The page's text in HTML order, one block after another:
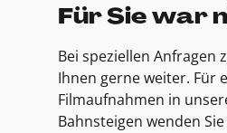
Für Sie war
Bei speziellen Anfragen
Ihnen gerne weiter. Für
Filmaufnahmen in
Bahnsteigen wenden